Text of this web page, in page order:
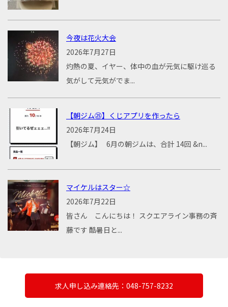
今夜は花火大会
2026年7月27日
灼熱の夏、イヤー、体中の血が元気に駆け巡る
気がして元気がでま...
【朝ジム㉕】くじアプリを作ったら
2026年7月24日
【朝ジム】 6月の朝ジムは、合計 14回 &n...
マイケルはスター☆
2026年7月22日
皆さん こんにちは！ スクエアライン事務の斉
藤です 酷暑日と...
求人申し込み連絡先：048-757-8232